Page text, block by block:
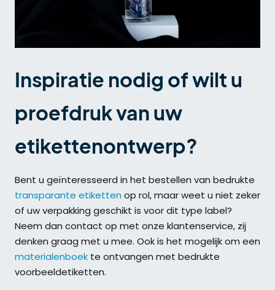
Inspiratie nodig of wilt u
proefdruk van uw
etikettenontwerp?
Bent u geïnteresseerd in het bestellen van bedrukte
transparante etiketten op rol, maar weet u niet zeker
of uw verpakking geschikt is voor dit type label?
Neem dan contact op met onze klantenservice, zij
denken graag met u mee. Ook is het mogelijk om een
materialenboek te ontvangen met bedrukte
voorbeeldetiketten.